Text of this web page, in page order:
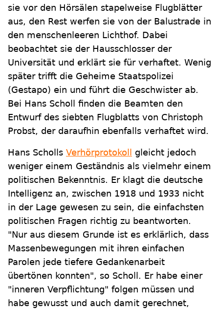
sie vor den Hörsälen stapelweise Flugblätter
aus, den Rest werfen sie von der Balustrade in
den menschenleeren Lichthof. Dabei
beobachtet sie der Hausschlosser der
Universität und erklärt sie für verhaftet. Wenig
später trifft die Geheime Staatspolizei
(Gestapo) ein und führt die Geschwister ab.
Bei Hans Scholl finden die Beamten den
Entwurf des siebten Flugblatts von Christoph
Probst, der daraufhin ebenfalls verhaftet wird.
Hans Scholls Verhörprotokoll
gleicht jedoch
weniger einem Geständnis als vielmehr einem
politischen Bekenntnis. Er klagt die deutsche
Intelligenz an, zwischen 1918 und 1933 nicht
in der Lage gewesen zu sein, die einfachsten
politischen Fragen richtig zu beantworten.
"Nur aus diesem Grunde ist es erklärlich, dass
Massenbewegungen mit ihren einfachen
Parolen jede tiefere Gedankenarbeit
übertönen konnten", so Scholl. Er habe einer
"inneren Verpflichtung" folgen müssen und
habe gewusst und auch damit gerechnet,